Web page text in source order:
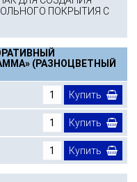
ПОКРЫТИЯ С
(РАЗНОЦВЕТНЫЙ
Купить
Купить
Купить